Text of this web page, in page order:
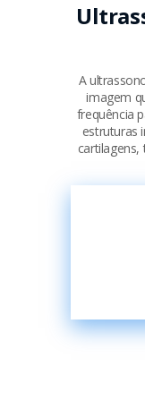
A
imagem
frequência
estruturas